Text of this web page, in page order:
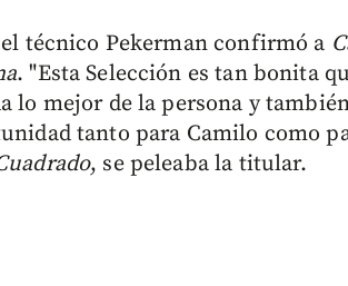
técnico Pekerman confirmó a
. "Esta Selección es tan bonita
lo mejor de la persona y
tanto para Camilo como
, se peleaba la titular.